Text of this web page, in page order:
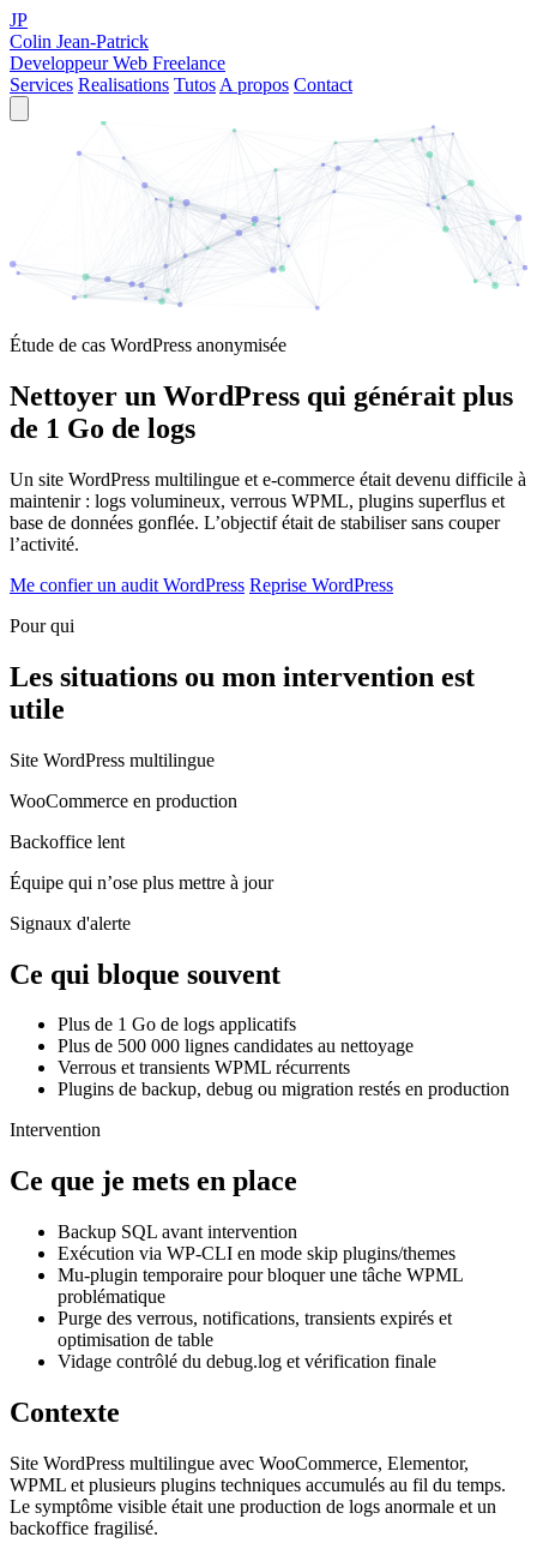
JP
Colin Jean-Patrick
Developpeur Web Freelance
Services Realisations Tutos A propos Contact
Étude de cas WordPress anonymisée
Nettoyer un WordPress qui générait plus
de 1 Go de logs
Un site WordPress multilingue et e-commerce était devenu difficile à
maintenir : logs volumineux, verrous WPML, plugins superflus et
base de données gonflée. L’objectif était de stabiliser sans couper
l’activité.
Me confier un audit WordPress Reprise WordPress
Pour qui
Les situations ou mon intervention est
utile
Site WordPress multilingue
WooCommerce en production
Backoffice lent
Équipe qui n’ose plus mettre à jour
Signaux d'alerte
Ce qui bloque souvent
Plus de 1 Go de logs applicatifs
Plus de 500 000 lignes candidates au nettoyage
Verrous et transients WPML récurrents
Plugins de backup, debug ou migration restés en production
Intervention
Ce que je mets en place
Backup SQL avant intervention
Exécution via WP-CLI en mode skip plugins/themes
Mu-plugin temporaire pour bloquer une tâche WPML
problématique
Purge des verrous, notifications, transients expirés et
optimisation de table
Vidage contrôlé du debug.log et vérification finale
Contexte
Site WordPress multilingue avec WooCommerce, Elementor,
WPML et plusieurs plugins techniques accumulés au fil du temps.
Le symptôme visible était une production de logs anormale et un
backoffice fragilisé.